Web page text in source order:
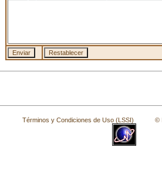
Términos y Condiciones de Uso (LSSI) © La